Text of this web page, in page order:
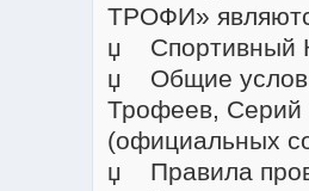
ТРОФИ»
џ Спортивный
џ Общие
Трофеев, Серий
(официальных
џ Правила